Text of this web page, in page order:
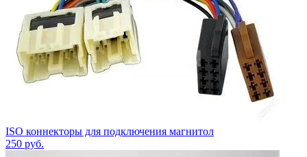
ISO коннекторы для подключения магнитол
250 руб.